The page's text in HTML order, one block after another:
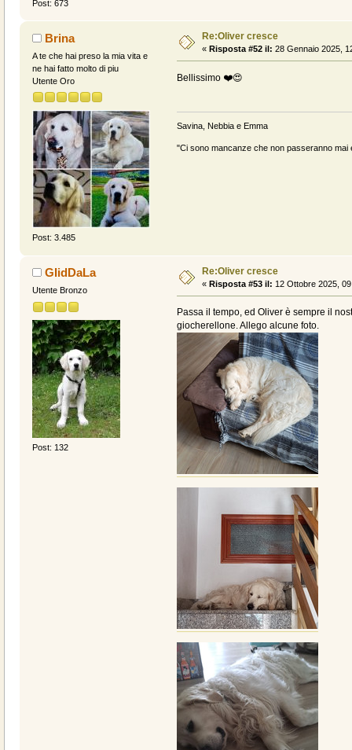
Post: 673
Brina
A te che hai preso la mia vita e
ne hai fatto molto di piu
Utente Oro
Post: 3.485
Re:Oliver cresce
« Risposta #52 il: 28 Gennaio 2025,
Bellissimo ❤️😍
Savina, Nebbia e Emma
"Ci sono mancanze che non passeranno
GIidDaLa
Utente Bronzo
Post: 132
Re:Oliver cresce
« Risposta #53 il: 12 Ottobre 2025,
Passa il tempo, ed Oliver è sempre il
giocherellone. Allego alcune foto.